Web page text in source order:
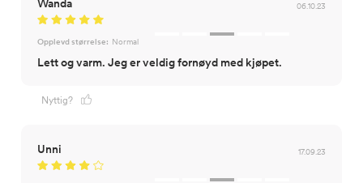
Wanda 06.10.23
Opplevd størrelse: Normal
Lett og varm. Jeg er veldig fornøyd med kjøpet.
Nyttig?
Unni 17.09.23